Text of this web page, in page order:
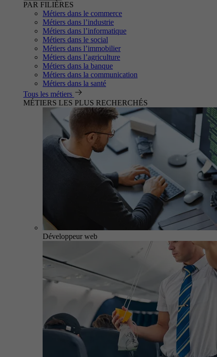
PAR FILIÈRES
Métiers dans le commerce
Métiers dans l’industrie
Métiers dans l’informatique
Métiers dans le social
Métiers dans l’immobilier
Métiers dans l’agriculture
Métiers dans la banque
Métiers dans la communication
Métiers dans la santé
Tous les métiers
MÉTIERS LES PLUS RECHERCHÉS
Développeur web